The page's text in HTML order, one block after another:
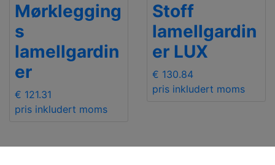
Mørklegging
s
lamellgardin
er
€ 121.31
pris inkludert moms
Stoff
lamellgardin
er LUX
€ 130.84
pris inkludert moms